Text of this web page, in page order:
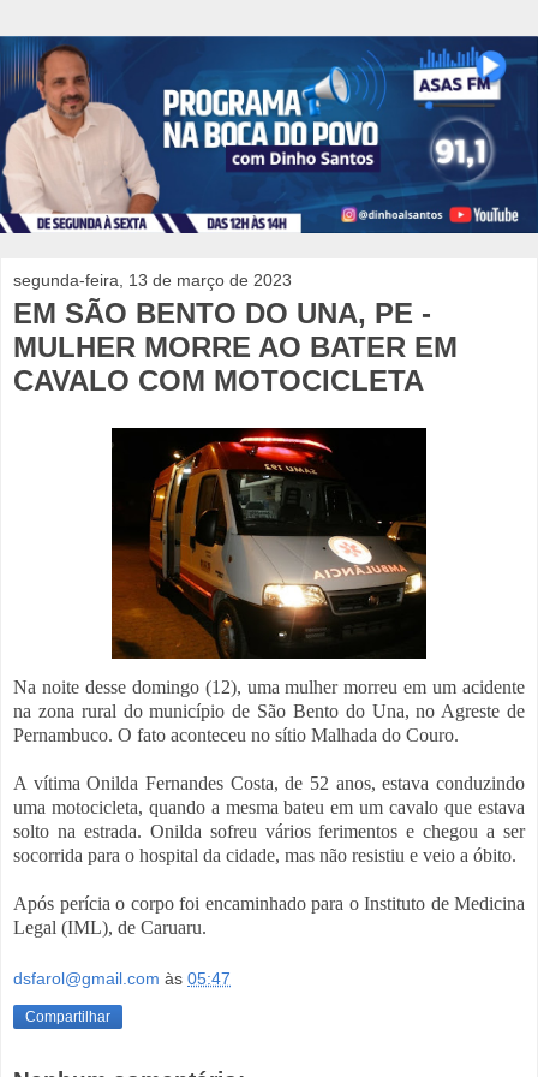
segunda-feira, 13 de março de 2023
EM SÃO BENTO DO UNA, PE -
MULHER MORRE AO BATER EM
CAVALO COM MOTOCICLETA
Na noite desse domingo (12), uma mulher morreu em um acidente
na zona rural do município de São Bento do Una, no Agreste de
Pernambuco. O fato aconteceu no sítio Malhada do Couro.
A vítima Onilda Fernandes Costa, de 52 anos, estava conduzindo
uma motocicleta, quando a mesma bateu em um cavalo que estava
solto na estrada. Onilda sofreu vários ferimentos e chegou a ser
socorrida para o hospital da cidade, mas não resistiu e veio a óbito.
Após perícia o corpo foi encaminhado para o Instituto de Medicina
Legal (IML), de Caruaru.
dsfarol@gmail.com às 05:47
Compartilhar